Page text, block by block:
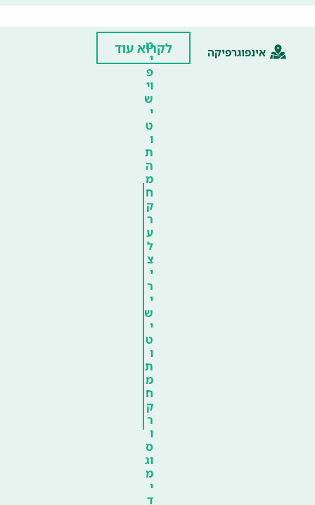
אינפוגרפיקה
מ
י
פ
וי
ש
י
ט
ו
ת
ה
מ
ח
ק
ר
ע
ל
צ
י
ר
י
ש
י
ט
ו
ת
מ
ח
ק
ר
ו
ס
וג
מ
י
ד
לקרוא עוד